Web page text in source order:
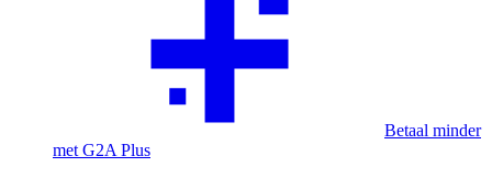
Betaal minder
met G2A Plus